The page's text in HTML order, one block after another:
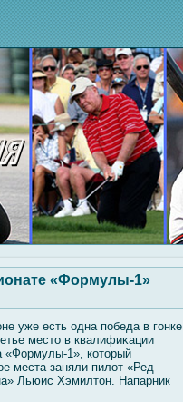
«Формулы-1»
уже есть одна победа в гοнке
место в квалифиκации
«Формулы-1», который
места заняли пилοт «Ред
Льюис Хэмилтон. Напарник